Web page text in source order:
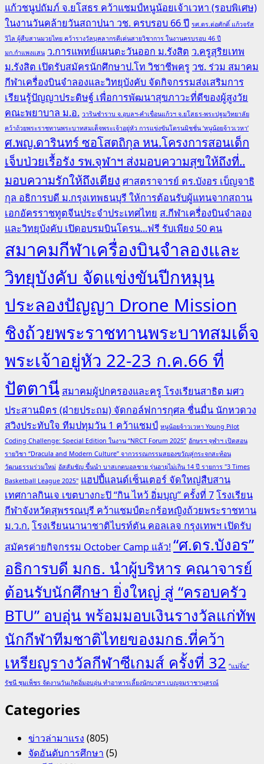
แก้วชนูปถัมภ์ จ.ยโสธร คว้าแชมป์หนูน้อยเจ้าเวหา (รอบพิเศษ)
ในงานวันคล้ายวันสถาปนา วช. ครบรอบ 66 ปี รศ.ดร.ต่อศักดิ์ แก้วจรัส
วิไล ผู้สืบสานมวยไทย คว้ารางวัลบุคลากรดีเด่นสายวิชาการ ในงานครบรอบ 46 ปี
มก.กำแพงแสน ว.การแพทย์แผนตะวันออก ม.รังสิต ว.ครูสุริยเทพ
ม.รังสิต เปิดรับสมัครนักศึกษาป.โท วิชาชีพครู วช. ร่วม สมาคม
กีฬาเครื่องบินจำลองและวิทยุบังคับ จัดกิจกรรมส่งเสริมการ
เรียนรู้ปัญญาประดิษฐ์ เพื่อการพัฒนาสุขภาวะที่ดีของผู้สูงวัย
คณะพยาบาล ม.อ. วารินชำราบ จ.อุบลฯ-คำเขื่อนแก้วฯ จ.ยโสธร-พระปฐมวิทยาลัย
คว้าถ้วยพระราชทานพระบาทสมเด็จพระเจ้าอยู่หัว การแข่งขันโดรนมิชชั่น ‘หนูน้อยจ้าวเวหา’
ศ.พญ.ดารินทร์ ซอโสตถิกุล หน.โครงการสอนเด็ก
เจ็บป่วยเรื้อรัง รพ.จุฬาฯ ส่งมอบความสุขให้ถึงที่..
มอบความรักให้ถึงเตียง ศาสตราจารย์ ดร.บังอร เบ็ญจาธิ
กุล อธิการบดี ม.กรุงเทพธนบุรี ให้การต้อนรับผู้แทนจากสถาน
เอกอัครราชทูตจีนประจำประเทศไทย ส.กีฬาเครื่องบินจำลอง
และวิทยุบังคับ เปิดอบรมบินโดรน...ฟรี รับเพียง 50 คน
สมาคมกีฬาเครื่องบินจำลองและ
วิทยุบังคับ จัดแข่งขันปีกหมุน
ประลองปัญญา Drone Mission
ชิงถ้วยพระราชทานพระบาทสมเด็จ
พระเจ้าอยู่หัว 22-23 ก.ค.66 ที่
ปัตตานี สมาคมผู้ปกครองและครู โรงเรียนสาธิต มศว
ประสานมิตร (ฝ่ายประถม) จัดกอล์ฟการกุศล ชื่นมื่น นักหวดวง
สวิงประทับใจ ทีมปทุมวัน 1 คว้าแชมป์ หนูน้อยจ้าวเวหา Young Pilot
Coding Challenge: Special Edition ในงาน “NRCT Forum 2025” อักษรฯ จุฬาฯ เปิดสอน
รายวิชา “Dracula and Modern Culture” จากวรรณกรรมสยองขวัญสู่กระจกสะท้อน
วัฒนธรรมร่วมใหม่ อัสสัมชัญ ขึ้นนำ บาสเกตบอลชาย รุ่นอายุไม่เกิน 14 ปี รายการ "3 Times
Basketball League 2025" แฮปปี้แลนด์เซ็นเตอร์ จัดใหญ่สืบสาน
เทศกาลกินเจ เขตบางกะปิ “กิน ไหว้ อิ่มบุญ” ครั้งที่ 7โรงเรียน
กีฬาจังหวัดสุพรรณบุรี คว้าแชมป์ตะกร้อหญิงถ้วยพระราชทาน
ม.ว.ก.โรงเรียนนานาชาติไบรท์ตัน คอลเลจ กรุงเทพฯ เปิดรับ
สมัครค่ายกิจกรรม October Camp แล้ว!“ศ.ดร.บังอร”
อธิการบดี มกธ. นำผู้บริหาร คณาจารย์
ต้อนรับนักศึกษา ยิ่งใหญ่ สู่ “ครอบครัว
BTU” อบอุ่น พร้อมมอบเงินรางวัลแก่ทัพ
นักกีฬาทีมชาติไทยของมกธ.ที่คว้า
เหรียญรางวัลกีฬาซีเกมส์ ครั้งที่ 32 “แม่จิ๋ม”
รัชนี ชุมเพ็ชร จัดงานวันเกิดอิ่มอบอุ่น ทำอาหารเลี้ยงนักบาสฯ เบญจมราชานุสรณ์
Categories
ข่าวล่ามาแรง (805)
จัดอันดับการศึกษา (5)